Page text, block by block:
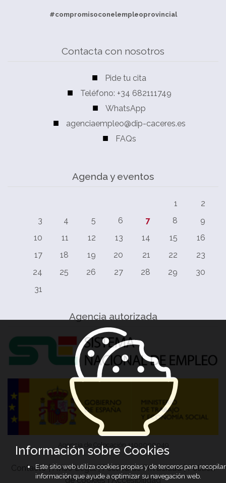
#compromisoconelempleoprovincial
Contacta con nosotros
Pide tu cita
Teléfono: +34 682111749
WhatsApp
agenciaempleo@dip-caceres.es
FAQs
Agenda y eventos
1
2
3
4 5 6 7 8
9
10
11 12 13 14 15
16
17
18 19 20 21 22
23
24
25 26 27 28 29
30
31
Agencia autorizada
Agencia de Colocación 1100000049
Contacto|Aviso Legal|Política de Privacidad|Política
de cookies|Accesibilidad
Información sobre Cookies
Este sitio web utiliza cookies propias y de terceros para recopilar
información que ayude a optimizar su navegación web.